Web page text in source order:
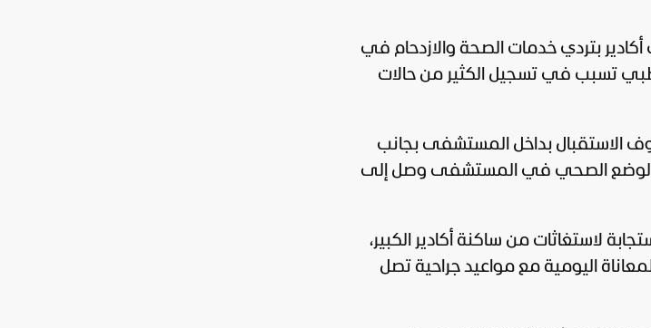
بتردي خدمات الصحة والازدحام في
طبي تسبب في تسجيل الكثير من حالات
الاستقبال بداخل المستشفى بجانب
أن الوضع الصحي في المستشفى وصل إلى
لاستغاثات من ساكنة أكادير الكبير،
اليومية مع مواعيد جراحية تصل